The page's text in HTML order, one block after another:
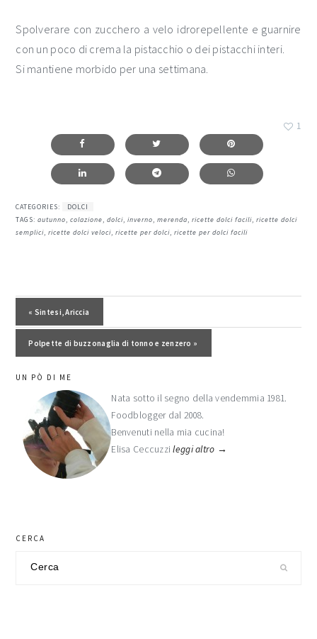
Spolverare con zucchero a velo idrorepellente e guarnire
con un poco di crema la pistacchio o dei pistacchi interi.
Si mantiene morbido per una settimana.
1
CATEGORIES:
DOLCI
TAGS:autunno,colazione,dolci,inverno,merenda,ricette dolci facili,ricette dolci
semplici,ricette dolci veloci,ricette per dolci,ricette per dolci facili
Post precedente:
« Sintesi, Ariccia
Post successivo:
Polpette di buzzonaglia di tonno e zenzero »
barra
laterale
primaria
UN PÒ DI ME
Nata sotto il segno della vendemmia 1981.
Foodblogger dal 2008.
Benvenuti nella mia cucina!
Elisa Ceccuzzileggi altro →
CERCA